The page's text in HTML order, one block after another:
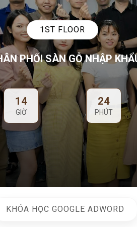
PHỐI SÀN GỖ NHẬP
14
GIỜ
24
PHÚT
KHÓA HỌC GOOGLE ADWORD
KÝ TƯ VẤN SẢN PHẨM
cho100 khách hàng đăng ký sớm